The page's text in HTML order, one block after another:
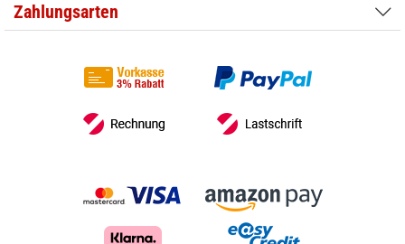
Zahlungsarten